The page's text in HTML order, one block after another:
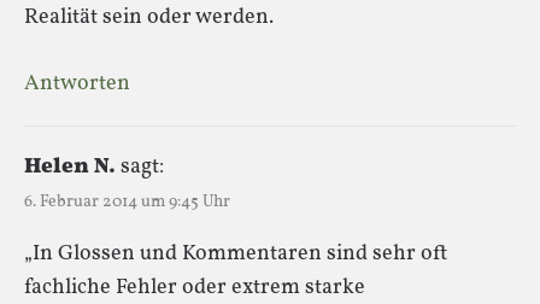
Realität sein oder werden.
Antworten
Helen N. sagt:
6. Februar 2014 um 9:45 Uhr
„In Glossen und Kommentaren sind sehr oft
fachliche Fehler oder extrem starke